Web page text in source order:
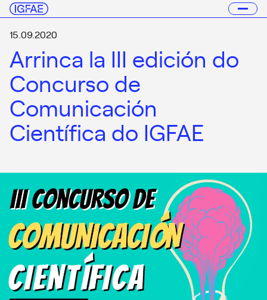
15.09.2020
Arrinca la III edición do
Concurso de
Comunicación
Científica do IGFAE